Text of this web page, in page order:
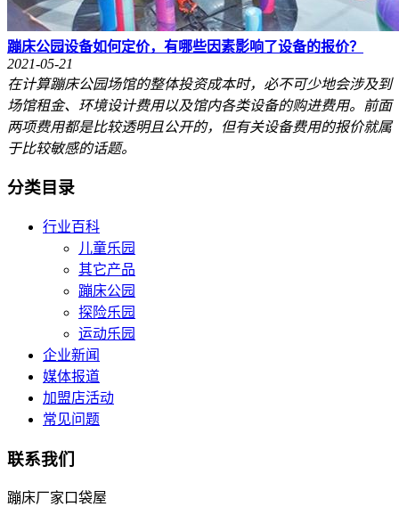
蹦床公园设备如何定价，有哪些因素影响了设备的报价？
2021-05-21
在计算蹦床公园场馆的整体投资成本时，必不可少地会涉及到
场馆租金、环境设计费用以及馆内各类设备的购进费用。前面
两项费用都是比较透明且公开的，但有关设备费用的报价就属
于比较敏感的话题。
分类目录
行业百科
儿童乐园
其它产品
蹦床公园
探险乐园
运动乐园
企业新闻
媒体报道
加盟店活动
常见问题
联系我们
蹦床厂家口袋屋